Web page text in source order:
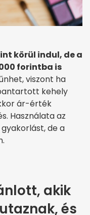
körül indul, de a
forintba is
viszont ha
kehely
ár-érték
Használata az
de a
akik
és